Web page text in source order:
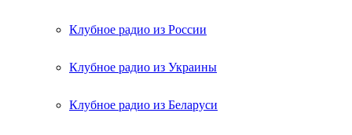
Клубное радио из России
Клубное радио из Украины
Клубное радио из Беларуси